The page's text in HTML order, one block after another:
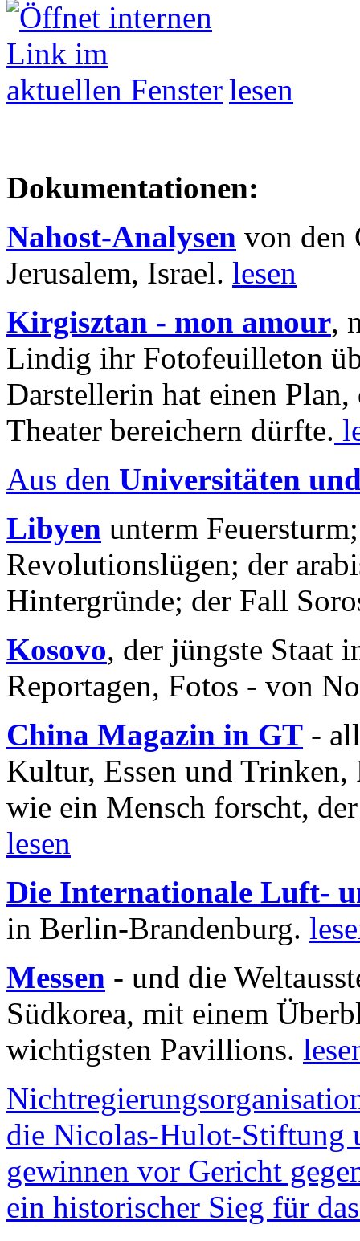
lesen
Dokumentationen:
Nahost-Analysen von den
Jerusalem, Israel. lesen
Kirgisztan - mon amour,
Lindig ihr Fotofeuilleton
Darstellerin hat einen Plan,
Theater bereichern dürfte.
Aus den Universitäten
Libyen unterm
Revolutionslügen; der
Hintergründe; der Fall
Kosovo, der jüngste Staat
Reportagen, Fotos - von
China Magazin in GT -
Kultur, Essen und
wie ein Mensch forscht,
lesen
Die Internationale Luft-
in Berlin-Brandenburg.
Messen - und die
Südkorea, mit einem
wichtigsten Pavillions.
die Nicolas-Hulot-Stiftung
gewinnen vor Gericht
ein historischer Sieg für